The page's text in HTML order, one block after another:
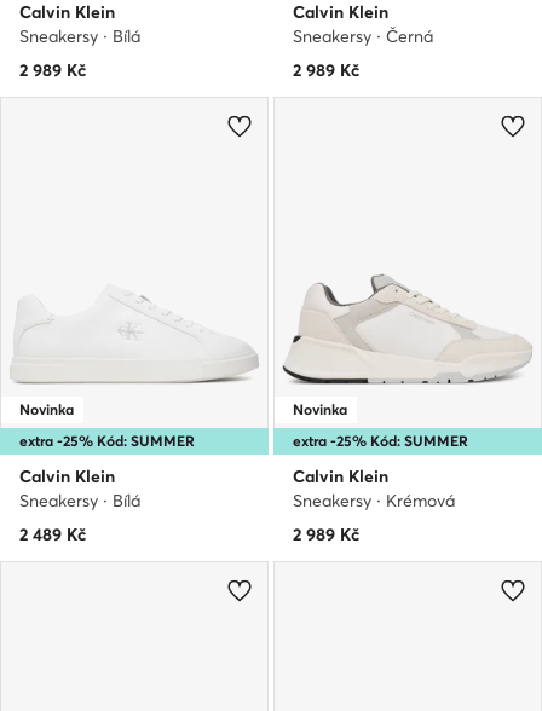
Calvin Klein
Sneakersy · Bílá
2 989 Kč
Calvin Klein
Sneakersy · Černá
2 989 Kč
extra -25% Kód: SUMMER
Novinka
Calvin Klein
Sneakersy · Bílá
2 489 Kč
extra -25% Kód: SUMMER
Novinka
Calvin Klein
Sneakersy · Krémová
2 989 Kč